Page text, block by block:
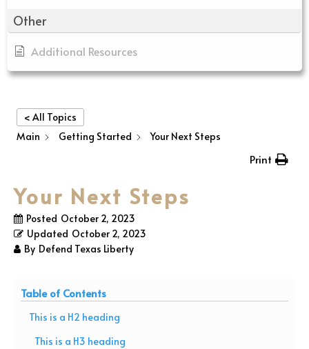
< All Topics
Main
Getting Started Your Next Steps
Print
Your Next Steps
Posted October 2, 2023
Updated October 2, 2023
By Defend Texas Liberty
Table of Contents
This is a H2 heading
This is a H3 heading
Other
Additional Resources